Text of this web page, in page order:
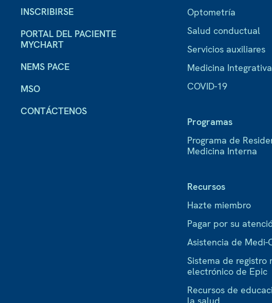
INSCRIBIRSE
PORTAL DEL PACIENTE
MYCHART
NEMS PACE
MSO
CONTÁCTENOS
Optometría
Salud conductual
Servicios auxiliares
Medicina Integrativa
COVID-19
Programas
Programa de
Medicina Interna
Recursos
Hazte miembro
Pagar por su
Asistencia de Medi-
Sistema de registro
electrónico de Epic
Recursos de